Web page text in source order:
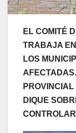
EL COMITÉ
TRABAJA
LOS
DIQUE